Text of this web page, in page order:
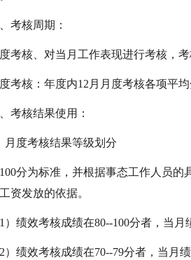
考核周期：
考核、对当月工作表现进行考核，
考核：年度内12月月度考核各项平
考核结果使用：
月度考核结果等级划分
分为标准，并根据事态工作人员
资发放的依据。
1）绩效考核成绩在80--100分者，当月
2）绩效考核成绩在70--79分者，当月